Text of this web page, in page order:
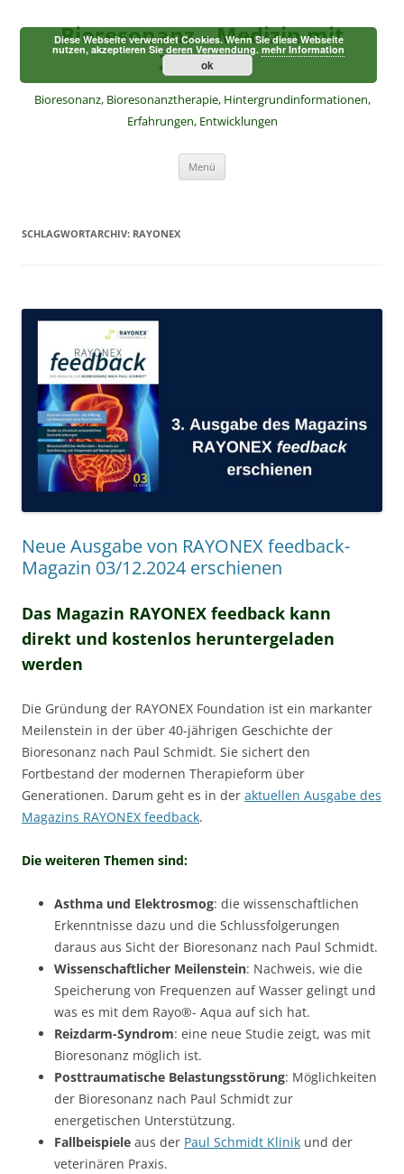
springenBioresonanz – Medizin mit
Zukunft
Bioresonanz, Bioresonanztherapie, Hintergrundinformationen,
Erfahrungen, Entwicklungen
Menü
SCHLAGWORTARCHIV: RAYONEX
Neue Ausgabe von RAYONEX feedback-
Magazin 03/12.2024 erschienen
Das Magazin RAYONEX feedback kann
direkt und kostenlos heruntergeladen
werden
Die Gründung der RAYONEX Foundation ist ein markanter
Meilenstein in der über 40-jährigen Geschichte der
Bioresonanz nach Paul Schmidt. Sie sichert den
Fortbestand der modernen Therapieform über
Generationen. Darum geht es in der aktuellen Ausgabe des
Magazins RAYONEX feedback.
Die weiteren Themen sind:
Asthma und Elektrosmog: die wissenschaftlichen
Erkenntnisse dazu und die Schlussfolgerungen
daraus aus Sicht der Bioresonanz nach Paul Schmidt.
Wissenschaftlicher Meilenstein: Nachweis, wie die
Speicherung von Frequenzen auf Wasser gelingt und
was es mit dem Rayo®- Aqua auf sich hat.
Reizdarm-Syndrom: eine neue Studie zeigt, was mit
Bioresonanz möglich ist.
Posttraumatische Belastungsstörung: Möglichkeiten
der Bioresonanz nach Paul Schmidt zur
energetischen Unterstützung.
Fallbeispiele aus der Paul Schmidt Klinik und der
veterinären Praxis.
Diese Webseite verwendet Cookies. Wenn Sie diese Webseite
nutzen, akzeptieren Sie deren Verwendung.mehr Information
ok